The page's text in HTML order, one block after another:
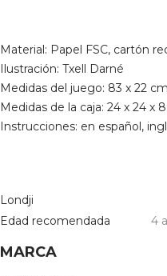
Material: Papel FSC, cartón
Ilustración: Txell Darné
Medidas del juego: 83 x 22
Medidas de la caja: 24 x 24 x
Instrucciones: en español,
Londji
Edad recomendada
4
MARCA